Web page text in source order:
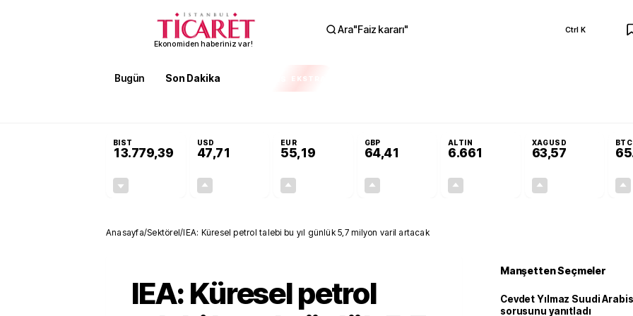
Ekonomiden haberiniz var!
Ara"Faiz kararı" Ctrl K
Bugün Son Dakika EKSTRA
BIST
13.779,39
USD
47,71
EUR
55,19
GBP
64,41
ALTIN
6.661
XAGUSD
63,57
BTC
Anasayfa/Sektörel/IEA: Küresel petrol talebi bu yıl günlük 5,7 milyon varil artacak
IEA: Küresel petrol
Manşetten Seçmeler
Cevdet Yılmaz Suudi
sorusunu yanıtladı